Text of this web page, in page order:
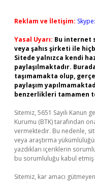
Reklam ve İletişim:
Yasal Uyarı: Bu internet
veya şahıs şirketi ile
Sitede yalnızca kendi
paylaşılmaktadır.
taşımamakta olup,
paylaşım
benzerlikleri tamamen
Sitemiz, 5651 Sayılı Kanun
Kurumu (BTK) tarafından
vermektedir. Bu nedenle,
veya araştırma
yazdıkları içeriklerin
bu sorumluluğu kabul etmiş
Sitemiz, kar amacı